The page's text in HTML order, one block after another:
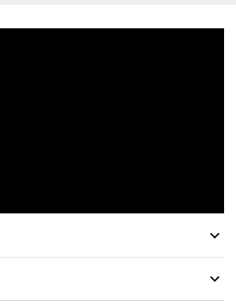

